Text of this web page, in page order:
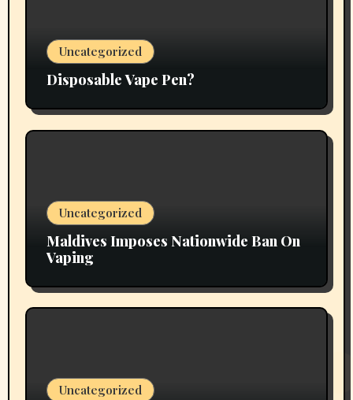
Uncategorized
Disposable Vape Pen?
Uncategorized
Maldives Imposes Nationwide Ban On
Vaping
Uncategorized